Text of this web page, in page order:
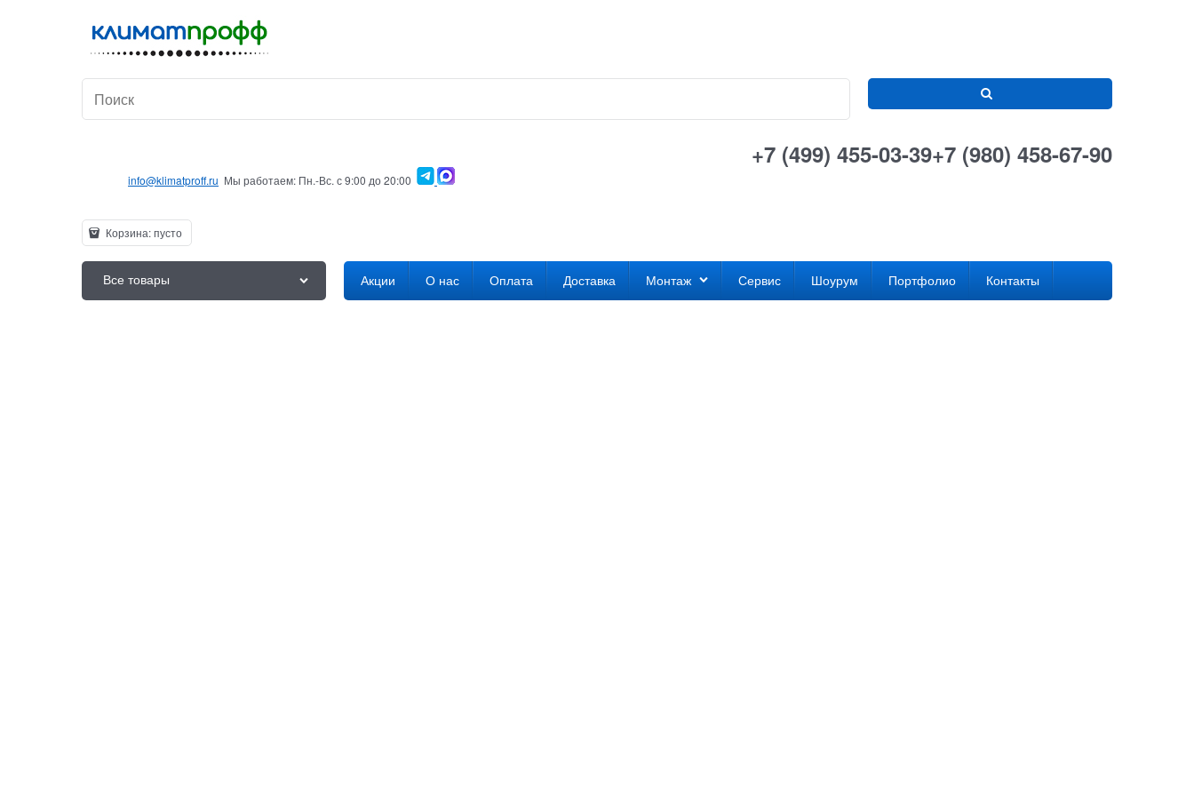
+7 (499) 455-03-39+7 (980) 458-67-90
info@klimatproff.ru Мы работаем: Пн.-Вс. с 9:00 до 20:00
Корзина:пусто
Все товары Акции О нас Оплата Доставка Монтаж Сервис Шоурум Портфолио Контакты